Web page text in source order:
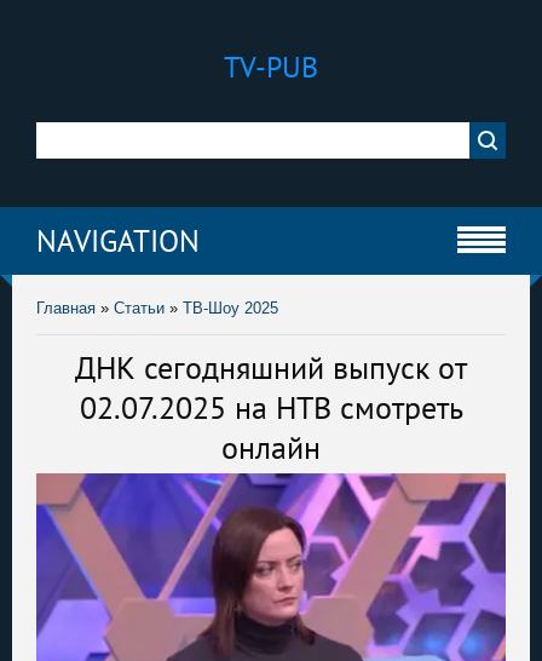
TV-PUB
NAVIGATION
Главная » Статьи » ТВ-Шоу 2025
ДНК сегодняшний выпуск от
02.07.2025 на НТВ смотреть
онлайн